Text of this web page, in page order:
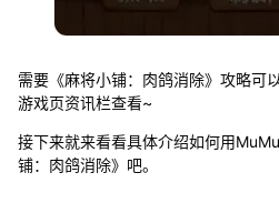
需要《麻将小铺：肉鸽消除》攻略可
游戏页资讯栏查看~
接下来就来看看具体介绍如何用
铺：肉鸽消除》吧。